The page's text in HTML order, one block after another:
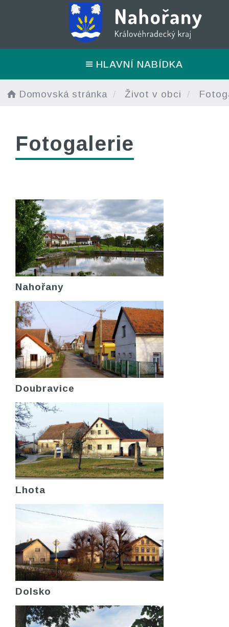
HLAVNÍ NABÍDKA
Domovská stránka Život v obci
Fotogalerie
Nahořany
Doubravice
Lhota
Dolsko